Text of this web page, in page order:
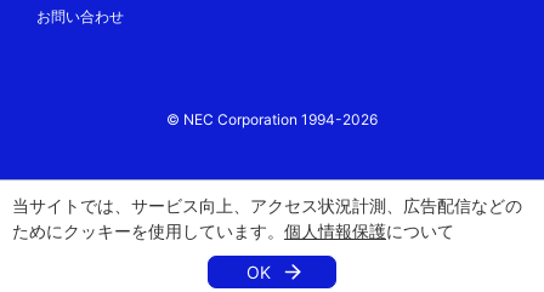
当サイトでは、サービス向上、アクセス状況計測、広告配信などの
ためにクッキーを使用しています。 個人情報保護について
OK
お問い合わせ
© NEC Corporation 1994-2026